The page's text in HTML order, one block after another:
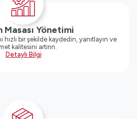
Masası Yönetimi
bir şekilde kaydedin, yanıtlayın ve
kalitesini artırın.
Detaylı Bilgi